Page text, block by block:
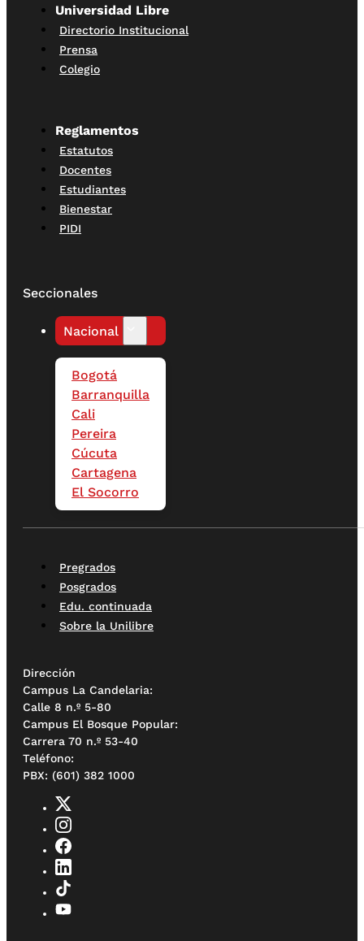
Universidad Libre
Directorio Institucional
Prensa
Colegio
Reglamentos
Estatutos
Docentes
Estudiantes
Bienestar
PIDI
Seccionales
Nacional
Bogotá
Barranquilla
Cali
Pereira
Cúcuta
Cartagena
El Socorro
Pregrados
Posgrados
Edu. continuada
Sobre la Unilibre
Dirección
Campus La Candelaria:
Calle 8 n.º 5-80
Campus El Bosque Popular:
Carrera 70 n.º 53-40
Teléfono:
PBX: (601) 382 1000